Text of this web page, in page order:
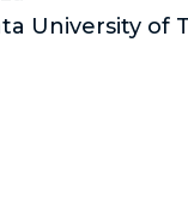
University of